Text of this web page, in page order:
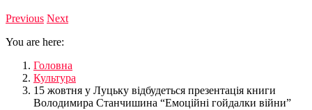
Previous Next
You are here:
Головна
Культура
15 жовтня у Луцьку відбудеться презентація книги
Володимира Станчишина “Емоційні гойдалки війни”